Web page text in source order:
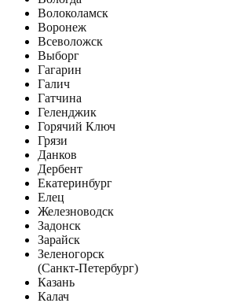
Волоколамск
Воронеж
Всеволожск
Выборг
Гагарин
Галич
Гатчина
Геленджик
Горячий Ключ
Грязи
Данков
Дербент
Екатеринбург
Елец
Железноводск
Задонск
Зарайск
Зеленогорск
(Санкт-Петербург)
Казань
Калач